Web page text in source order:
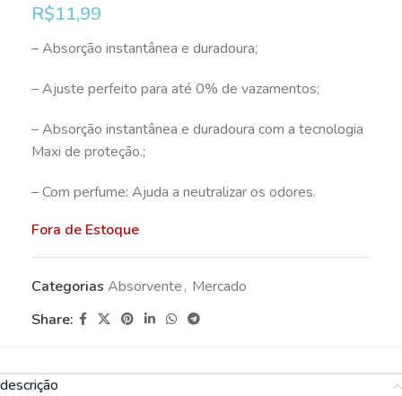
R$11,99
– Absorção instantânea e duradoura;
– Ajuste perfeito para até 0% de vazamentos;
– Absorção instantânea e duradoura com a tecnologia
Maxi de proteção.;
– Com perfume: Ajuda a neutralizar os odores.
Fora de Estoque
Categorias Absorvente, Mercado
Share:
descrição